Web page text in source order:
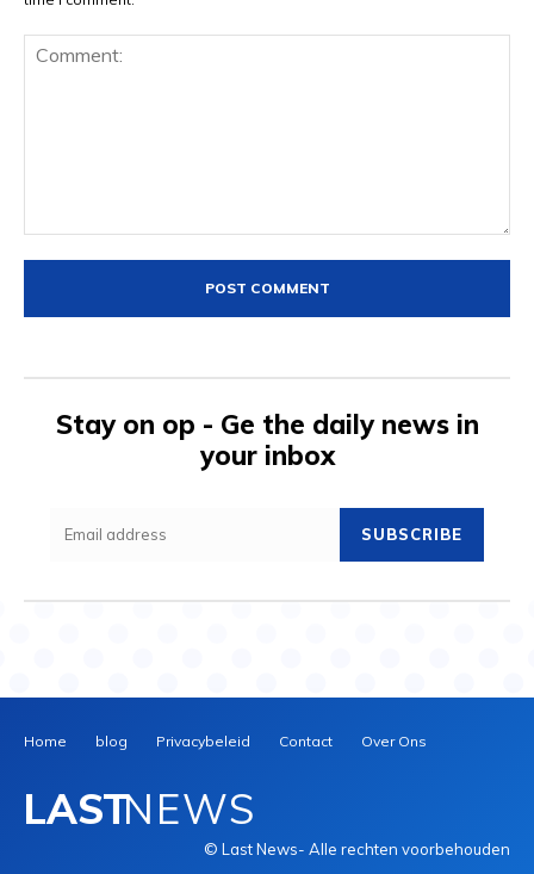
Stay on op - Ge the daily news in
your inbox
SUBSCRIBE
Home blog Privacybeleid Contact Over Ons
LASTNEWS
© Last News- Alle rechten voorbehouden